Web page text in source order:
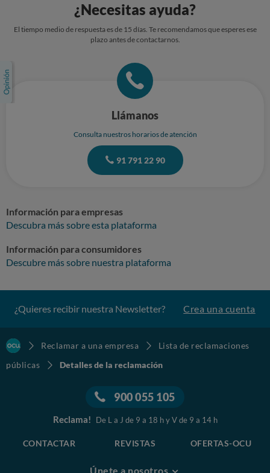
¿Necesitas ayuda?
El tiempo medio de respuesta es de 15 días. Te recomendamos que esperes ese
plazo antes de contactarnos.
Llámanos
Consulta nuestros horarios de atención
91 791 22 90
Información para empresas
Descubra más sobre esta plataforma
Información para consumidores
Descubre más sobre nuestra plataforma
¿Quieres recibir nuestra Newsletter? Crea una cuenta
Reclamar a una empresa
Lista de reclamaciones
públicas
Detalles de la reclamación
900 055 105
Reclama! De L a J de 9 a 18 h y V de 9 a 14 h
CONTACTAR REVISTAS OFERTAS-OCU
Únete a nosotros